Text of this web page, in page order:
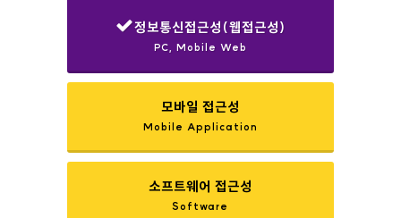
정보통신접근성(웹접근성)
PC, Mobile Web
모바일 접근성
Mobile Application
소프트웨어 접근성
Software